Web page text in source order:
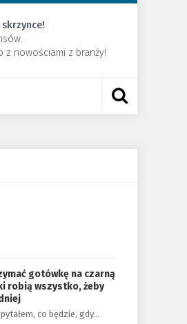
z nowościami z branży!
gotówkę na czarną
robią wszystko, żeby
co będzie, gdy…